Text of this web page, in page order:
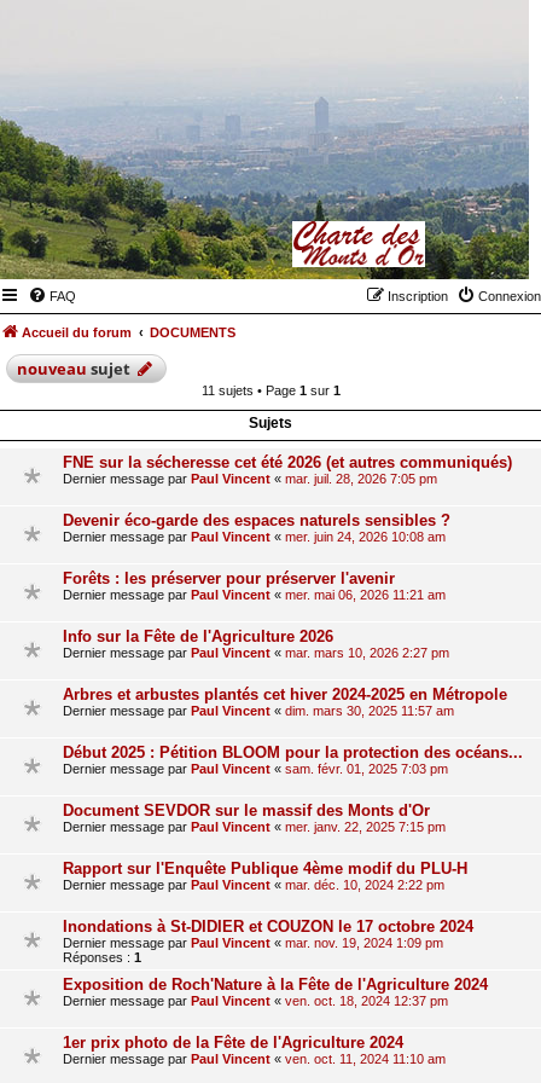
FAQ Connexion
Inscription
Accueil du forum DOCUMENTS
nouveausujet
11 sujets • Page 1sur 1
Sujets
FNE sur la sécheresse cet été 2026 (et autres communiqués)
Dernier message par Paul Vincent « mar. juil. 28, 2026 7:05 pm
Devenir éco-garde des espaces naturels sensibles ?
Dernier message par Paul Vincent « mer. juin 24, 2026 10:08 am
Forêts : les préserver pour préserver l'avenir
Dernier message par Paul Vincent « mer. mai 06, 2026 11:21 am
Info sur la Fête de l'Agriculture 2026
Dernier message par Paul Vincent « mar. mars 10, 2026 2:27 pm
Arbres et arbustes plantés cet hiver 2024-2025 en Métropole
Dernier message par Paul Vincent « dim. mars 30, 2025 11:57 am
Début 2025 : Pétition BLOOM pour la protection des océans...
Dernier message par Paul Vincent « sam. févr. 01, 2025 7:03 pm
Document SEVDOR sur le massif des Monts d'Or
Dernier message par Paul Vincent « mer. janv. 22, 2025 7:15 pm
Rapport sur l'Enquête Publique 4ème modif du PLU-H
Dernier message par Paul Vincent « mar. déc. 10, 2024 2:22 pm
Inondations à St-DIDIER et COUZON le 17 octobre 2024
Dernier message par Paul Vincent « mar. nov. 19, 2024 1:09 pm
Réponses : 1
Exposition de Roch'Nature à la Fête de l'Agriculture 2024
Dernier message par Paul Vincent « ven. oct. 18, 2024 12:37 pm
1er prix photo de la Fête de l'Agriculture 2024
Dernier message par Paul Vincent « ven. oct. 11, 2024 11:10 am